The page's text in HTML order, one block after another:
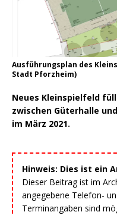
Ausführungsplan des
Stadt Pforzheim)
Neues Kleinspielfeld
zwischen Güterhalle
im März 2021.
Hinweis: Dies ist ein
Dieser Beitrag ist im
angegebene Telefon-
Terminangaben sind